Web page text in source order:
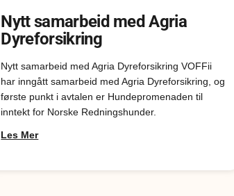
Nytt samarbeid med Agria
Dyreforsikring
Nytt samarbeid med Agria Dyreforsikring VOFFii
har inngått samarbeid med Agria Dyreforsikring, og
første punkt i avtalen er Hundepromenaden til
inntekt for Norske Redningshunder.
Les Mer